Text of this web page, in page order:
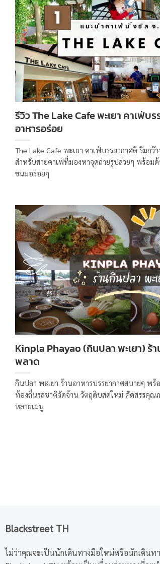
รีวิว The Lake Cafe พะเยา คาเฟ่บ
อาหารอร่อย
The Lake Cafe พะเยา คาเฟ่บรรยากาศดี ริมกว๊
สำหรับสายคาเฟ่ที่มองหาจุดถ่ายรูปสวยๆ พร้อมด้
ขนมอร่อยๆ
Kinpla Phayao (กินปลา พะเยา) ร้
พลาด
กินปลา พะเยา ร้านอาหารบรรยากาศสบายๆ พร้
ท้องถิ่นรสชาติจัดจ้าน วัตถุดิบสดใหม่ คัดสรรคุณ
หลายเมนู
Blackstreet TH
ไม่ว่าคุณจะเป็นนักเดินทางมือใหม่หรือนักเดินท